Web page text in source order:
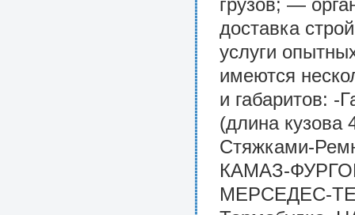
грузов; —
доставка
услуги
имеются
и габаритов:
(длина
Стяжками-
КАМАЗ-
МЕРСЕДЕС-